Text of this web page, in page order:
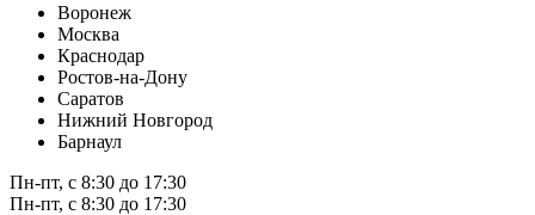
Воронеж
Москва
Краснодар
Ростов-на-Дону
Саратов
Нижний Новгород
Барнаул
Пн-пт, с 8:30 до 17:30
Пн-пт, с 8:30 до 17:30